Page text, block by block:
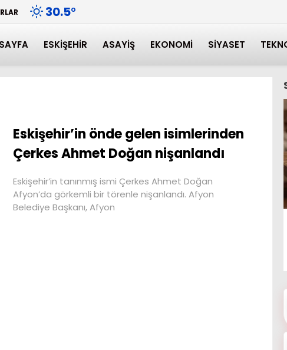
30.5°
ESKIŞEHIR ASAYIŞ EKONOMI SIYASET
Eskişehir’in önde gelen isimlerinden
Çerkes Ahmet Doğan nişanlandı
Eskişehir’in tanınmış ismi Çerkes Ahmet Doğan
Afyon’da görkemli bir törenle nişanlandı. Afyon
Belediye Başkanı, Afyon